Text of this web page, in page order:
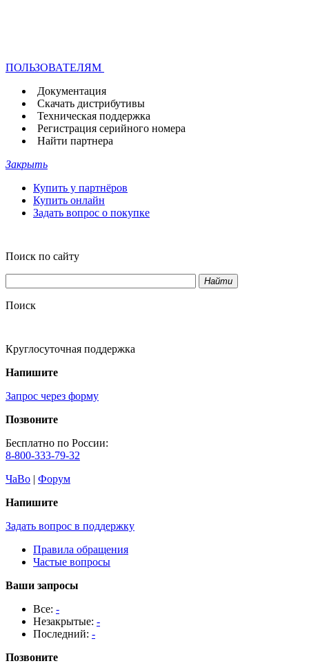
ПОЛЬЗОВАТЕЛЯМ
Документация
Скачать дистрибутивы
Техническая поддержка
Регистрация серийного номера
Найти партнера
Закрыть
Купить у партнёров
Купить онлайн
Задать вопрос о покупке
Поиск по сайту
Найти
Поиск
Круглосуточная поддержка
Напишите
Запрос через форму
Позвоните
Бесплатно по России:
8-800-333-79-32
ЧаВо | Форум
Напишите
Задать вопрос в поддержку
Правила обращения
Частые вопросы
Ваши запросы
Все: -
Незакрытые: -
Последний: -
Позвоните